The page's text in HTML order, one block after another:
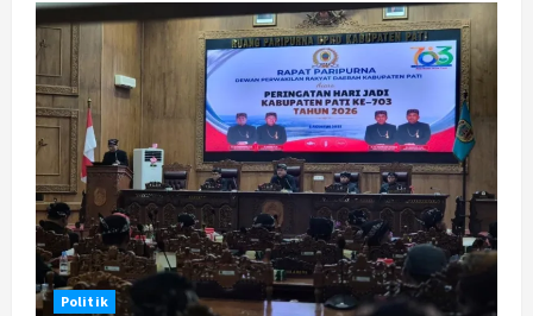
Cagar Budaya RSUD Soewondo Jadi
Sorotan, Hasil Kajian Tim Provinsi
Segera Keluar
Agustus 7, 2026
5
Nasional
BRIN Kembangkan Sepatu Murah
Mulai Rp75 Ribu untuk Sekolah
Rakyat
Agustus 7, 2026
Politik